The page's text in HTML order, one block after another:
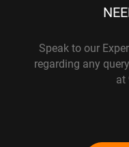
Speak to our
regarding any
at